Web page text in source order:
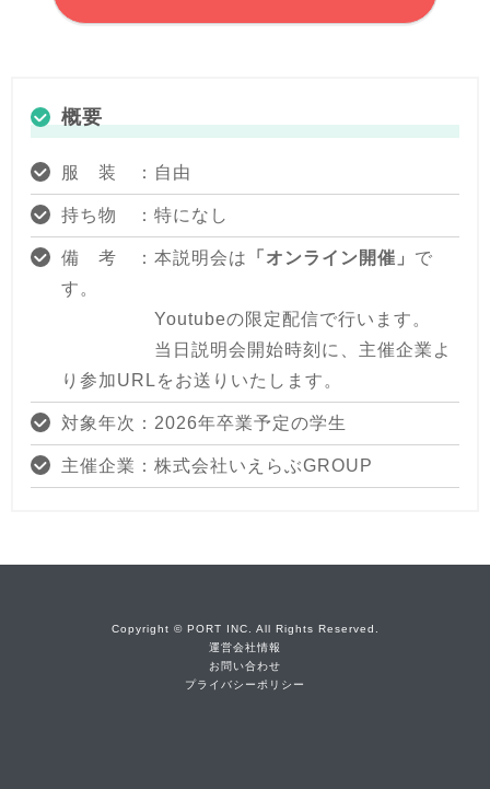
概要
服 装 ：自由
持ち物 ：特になし
備 考 ：本説明会は 「オンライン開催」 で
す。
Youtubeの限定配信で行います。
当日説明会開始時刻に、主催企業よ
り参加URLをお送りいたします。
対象年次：2026年卒業予定の学生
主催企業：株式会社いえらぶGROUP
Copyright © PORT INC. All Rights Reserved.
運営会社情報
お問い合わせ
プライバシーポリシー